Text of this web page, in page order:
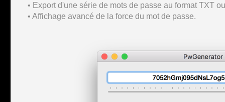
• Export d'une série de mots de passe au format TXT
• Affichage avancé de la force du mot de passe.